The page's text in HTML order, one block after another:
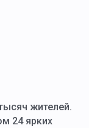
жителей.
24 ярких